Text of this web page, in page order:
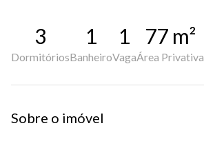
3
Dormitórios
1
Banheiro
1
Vaga
77 m²
Área Privativa
Sobre o imóvel